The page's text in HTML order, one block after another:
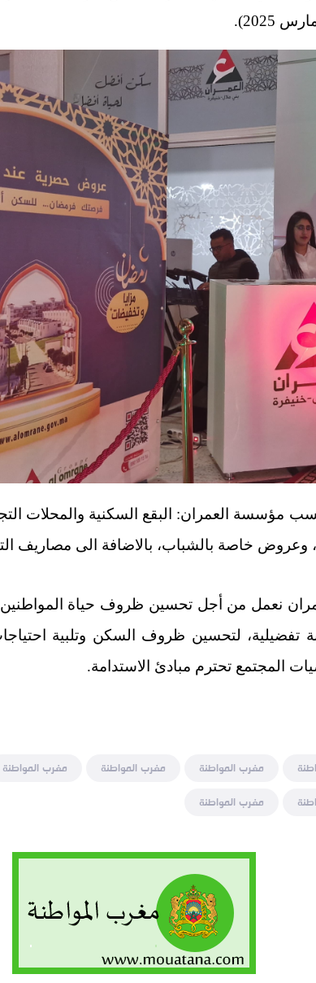
العمران: البقع السكنية والمحلات
نعمل من أجل تحسين ظروف حياة
تفضيلية، لتحسين ظروف السكن وتلبية
المجتمع تحترم مبادئ الاستدامة.
مغرب المواطنة مغرب المواطنة مغرب المواطنة
مغرب المواطنة